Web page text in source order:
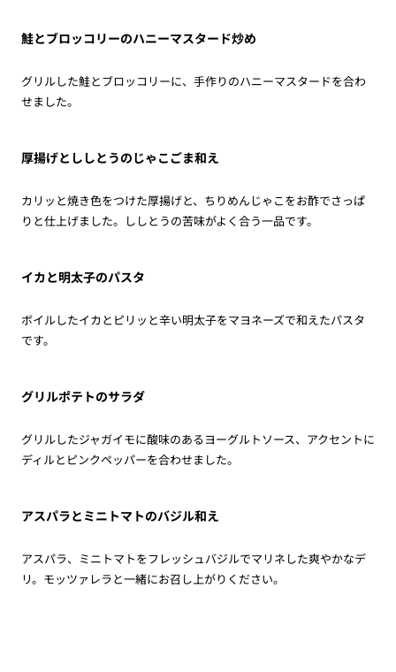
鮭とブロッコリーのハニーマスタード炒め
グリルした鮭とブロッコリーに、手作りのハニーマスタードを合わ
せました。
厚揚げとししとうのじゃこごま和え
カリッと焼き色をつけた厚揚げと、ちりめんじゃこをお酢でさっぱ
りと仕上げました。ししとうの苦味がよく合う一品です。
イカと明太子のパスタ
ボイルしたイカとピリッと辛い明太子をマヨネーズで和えたパスタ
です。
グリルポテトのサラダ
グリルしたジャガイモに酸味のあるヨーグルトソース、アクセントに
ディルとピンクペッパーを合わせました。
アスパラとミニトマトのバジル和え
アスパラ、ミニトマトをフレッシュバジルでマリネした爽やかなデ
リ。モッツァレラと一緒にお召し上がりください。